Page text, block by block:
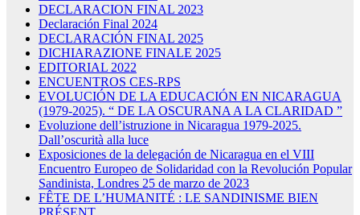
DECLARACION FINAL 2023
Declaración Final 2024
DECLARACIÓN FINAL 2025
DICHIARAZIONE FINALE 2025
EDITORIAL 2022
ENCUENTROS CES-RPS
EVOLUCIÓN DE LA EDUCACIÓN EN NICARAGUA
(1979-2025). “ DE LA OSCURANA A LA CLARIDAD ”
Evoluzione dell’istruzione in Nicaragua 1979-2025.
Dall’oscurità alla luce
Exposiciones de la delegación de Nicaragua en el VIII
Encuentro Europeo de Solidaridad con la Revolución Popular
Sandinista, Londres 25 de marzo de 2023
FÊTE DE L’HUMANITÉ : LE SANDINISME BIEN
PRÉSENT